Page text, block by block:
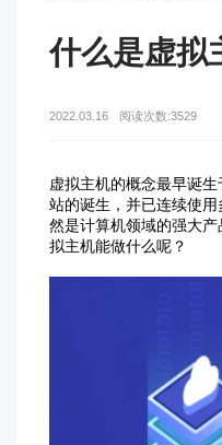
2022.03.16 阅读次数:3529
虚拟主机的概念最早诞
站的诞生，并已连续使
然是计算机领域的强大
拟主机能做什么呢？